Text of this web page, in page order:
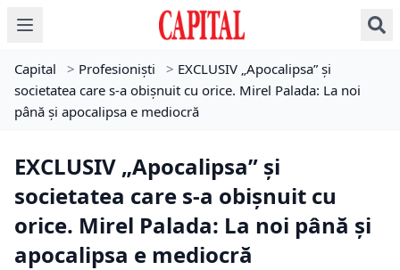
Capital > Profesioniști > EXCLUSIV „Apocalipsa” și
societatea care s-a obișnuit cu orice. Mirel Palada: La noi
până și apocalipsa e mediocră
EXCLUSIV „Apocalipsa” și
societatea care s-a obișnuit cu
orice. Mirel Palada: La noi până și
apocalipsa e mediocră